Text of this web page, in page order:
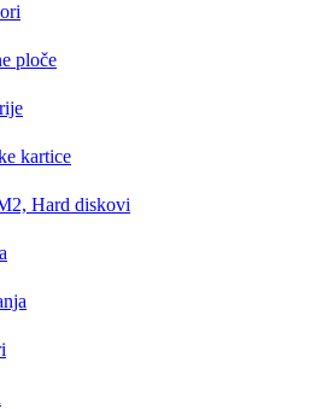
ploče
kartice
Hard diskovi